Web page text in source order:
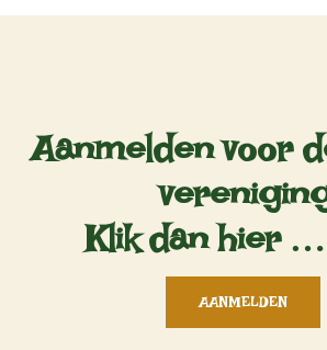
Aanmelden voor
Klik dan
AANMELDEN